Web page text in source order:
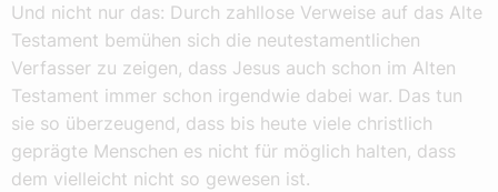
Und nicht nur das: Durch zahllose Verweise auf das Alte
Testament bemühen sich die neutestamentlichen
Verfasser zu zeigen, dass Jesus auch schon im Alten
Testament immer schon irgendwie dabei war. Das tun
sie so überzeugend, dass bis heute viele christlich
geprägte Menschen es nicht für möglich halten, dass
dem vielleicht nicht so gewesen ist.